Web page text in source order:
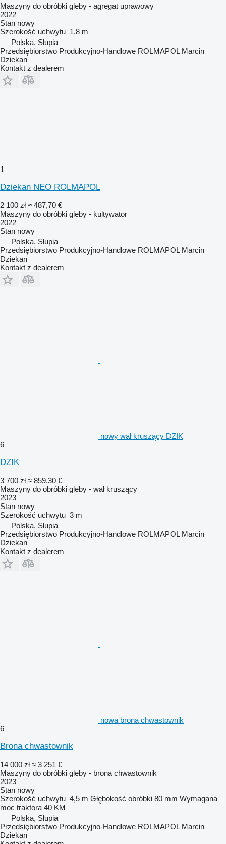
Maszyny do obróbki gleby - agregat uprawowy
2022
Stan nowy
Szerokość uchwytu 1,8 m
Polska, Słupia
Przedsiębiorstwo Produkcyjno-Handlowe ROLMAPOL Marcin
Dziekan
Kontakt z dealerem
1
Dziekan NEO ROLMAPOL
2 100 zł ≈ 487,70 €
Maszyny do obróbki gleby - kultywator
2022
Stan nowy
Polska, Słupia
Przedsiębiorstwo Produkcyjno-Handlowe ROLMAPOL Marcin
Dziekan
Kontakt z dealerem
nowy wał kruszący DZIK
6
DZIK
3 700 zł ≈ 859,30 €
Maszyny do obróbki gleby - wał kruszący
2023
Stan nowy
Szerokość uchwytu 3 m
Polska, Słupia
Przedsiębiorstwo Produkcyjno-Handlowe ROLMAPOL Marcin
Dziekan
Kontakt z dealerem
nowa brona chwastownik
6
Brona chwastownik
14 000 zł ≈ 3 251 €
Maszyny do obróbki gleby - brona chwastownik
2023
Stan nowy
Szerokość uchwytu 4,5 m Głębokość obróbki 80 mm Wymagana
moc traktora 40 KM
Polska, Słupia
Przedsiębiorstwo Produkcyjno-Handlowe ROLMAPOL Marcin
Dziekan